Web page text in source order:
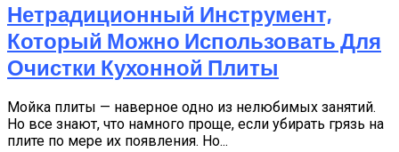
Нетрадиционный Инструмент,
Который Можно Использовать Для
Очистки Кухонной Плиты
Мойка плиты — наверное одно из нелюбимых занятий.
Но все знают, что намного проще, если убирать грязь на
плите по мере их появления. Но...